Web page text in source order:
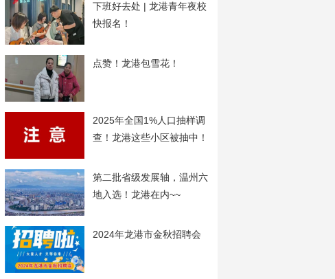
下班好去处 | 龙港青年夜校
快报名！
点赞！龙港包雪花！
2025年全国1%人口抽样调
查！龙港这些小区被抽中！
第二批省级发展轴，温州六
地入选！龙港在内~~
2024年龙港市金秋招聘会